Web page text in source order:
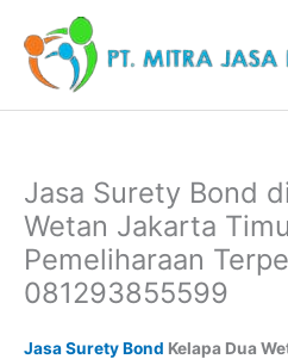
konten
Jasa Surety Bond
Wetan Jakarta
Pemeliharaan
081293855599
Jasa Surety Bond Kelapa Dua